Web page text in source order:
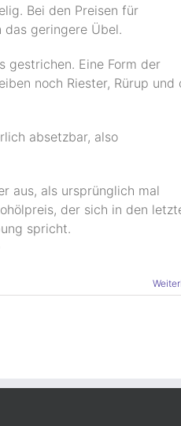
Bei den Preisen für
geringere Übel.
gestrichen. Eine Form der
noch Riester, Rürup und
absetzbar, also
aus, als ursprünglich mal
der sich in den
spricht.